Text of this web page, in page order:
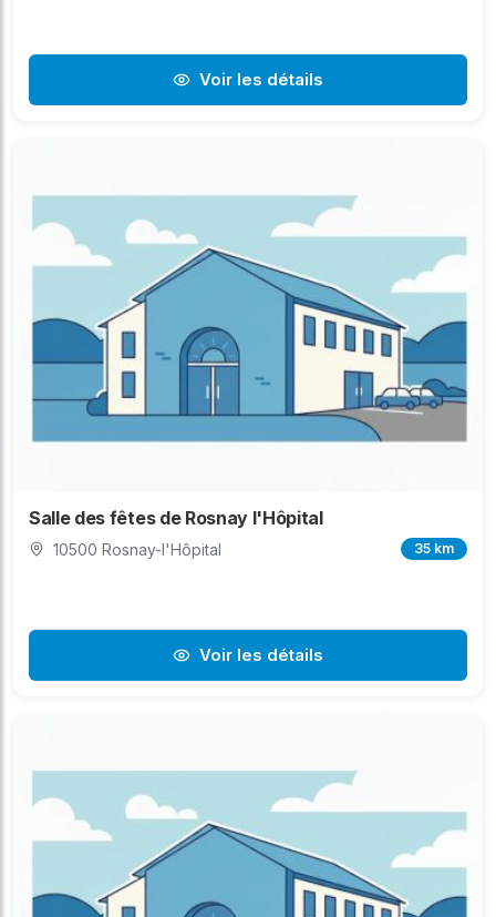
Voir les détails
Salle des fêtes de Rosnay l'Hôpital
10500 Rosnay-l'Hôpital 35 km
Voir les détails